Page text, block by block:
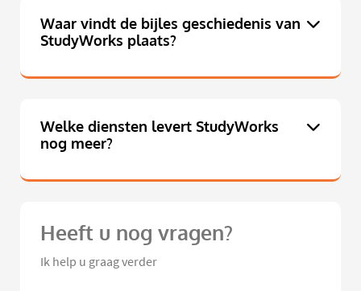
Waar vindt de bijles geschiedenis van
StudyWorks plaats?
Welke diensten levert StudyWorks
nog meer?
Heeft u nog vragen?
Ik help u graag verder